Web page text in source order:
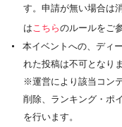
す。申請が無い場合は
はこちらのルールをご
本イベントへの、ディ
れた投稿は不可となり
※運営により該当コン
削除、ランキング・ポ
を行います。